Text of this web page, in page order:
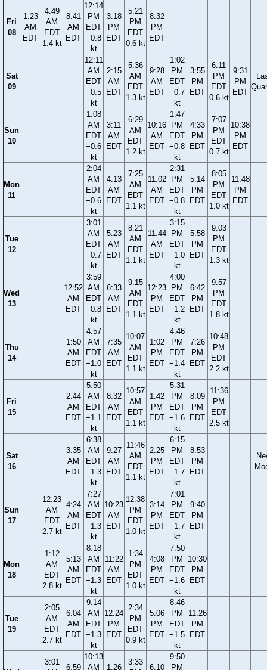
Fri
08
1:23
AM
EDT
4:49
AM
EDT
1.4 kt
8:41
AM
EDT
12:14
PM
EDT
−0.8
kt
3:18
PM
EDT
5:21
PM
EDT
0.6 kt
8:32
PM
EDT
Sat
09
12:11
AM
EDT
−0.5
kt
2:15
AM
EDT
5:36
AM
EDT
1.3 kt
9:28
AM
EDT
1:02
PM
EDT
−0.7
kt
3:55
PM
EDT
6:11
PM
EDT
0.6 kt
9:31
PM
EDT
Sun
10
1:08
AM
EDT
−0.6
kt
3:11
AM
EDT
6:29
AM
EDT
1.2 kt
10:16
AM
EDT
1:47
PM
EDT
−0.8
kt
4:33
PM
EDT
7:07
PM
EDT
0.7 kt
10:38
PM
EDT
Mon
11
2:04
AM
EDT
−0.6
kt
4:13
AM
EDT
7:25
AM
EDT
1.1 kt
11:02
AM
EDT
2:31
PM
EDT
−0.8
kt
5:14
PM
EDT
8:05
PM
EDT
1.0 kt
11:48
PM
EDT
Tue
12
3:01
AM
EDT
−0.7
kt
5:23
AM
EDT
8:21
AM
EDT
1.1 kt
11:44
AM
EDT
3:15
PM
EDT
−1.0
kt
5:58
PM
EDT
9:03
PM
EDT
1.3 kt
Wed
13
12:52
AM
EDT
3:59
AM
EDT
−0.8
kt
6:33
AM
EDT
9:15
AM
EDT
1.1 kt
12:23
PM
EDT
4:00
PM
EDT
−1.2
kt
6:42
PM
EDT
9:57
PM
EDT
1.8 kt
Thu
14
1:50
AM
EDT
4:57
AM
EDT
−1.0
kt
7:35
AM
EDT
10:07
AM
EDT
1.1 kt
1:02
PM
EDT
4:46
PM
EDT
−1.4
kt
7:26
PM
EDT
10:48
PM
EDT
2.2 kt
Fri
15
2:44
AM
EDT
5:50
AM
EDT
−1.1
kt
8:32
AM
EDT
10:57
AM
EDT
1.1 kt
1:42
PM
EDT
5:31
PM
EDT
−1.6
kt
8:09
PM
EDT
11:36
PM
EDT
2.5 kt
Sat
16
3:35
AM
EDT
6:38
AM
EDT
−1.3
kt
9:27
AM
EDT
11:46
AM
EDT
1.1 kt
2:25
PM
EDT
6:15
PM
EDT
−1.7
kt
8:53
PM
EDT
Sun
17
12:23
AM
EDT
2.7 kt
4:24
AM
EDT
7:27
AM
EDT
−1.3
kt
10:23
AM
EDT
12:38
PM
EDT
1.0 kt
3:14
PM
EDT
7:01
PM
EDT
−1.7
kt
9:40
PM
EDT
Mon
18
1:12
AM
EDT
2.8 kt
5:13
AM
EDT
8:18
AM
EDT
−1.3
kt
11:22
AM
EDT
1:34
PM
EDT
1.0 kt
4:08
PM
EDT
7:50
PM
EDT
−1.6
kt
10:30
PM
EDT
Tue
19
2:05
AM
EDT
2.7 kt
6:04
AM
EDT
9:14
AM
EDT
−1.3
kt
12:24
PM
EDT
2:34
PM
EDT
0.9 kt
5:06
PM
EDT
8:46
PM
EDT
−1.5
kt
11:26
PM
EDT
3:01
6:59
10:13
AM
1:26
3:33
6:10
9:50
PM